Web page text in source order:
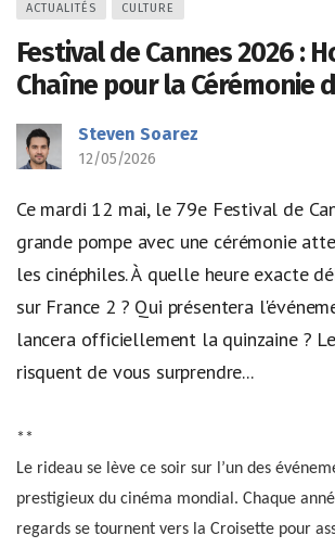
ACTUALITÉS CULTURE
Festival de Cannes 2026 :
Chaîne pour la Cérémonie
Steven Soarez
12/05/2026
Ce mardi 12 mai, le 79e Festival de
grande pompe avec une cérémonie
les cinéphiles. À quelle heure exacte
sur France 2 ? Qui présentera
lancera officiellement la quinzaine ?
risquent de vous surprendre...
**
Le rideau se lève ce soir sur l’un des
prestigieux du cinéma mondial. Chaque
regards se tournent vers la Croisette pour